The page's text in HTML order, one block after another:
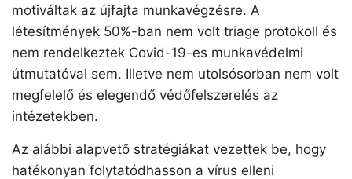
motiváltak az újfajta munkavégzésre. A
létesítmények 50%-ban nem volt triage protokoll és
nem rendelkeztek Covid-19-es munkavédelmi
útmutatóval sem. Illetve nem utolsósorban nem volt
megfelelő és elegendő védőfelszerelés az
intézetekben.
Az alábbi alapvető stratégiákat vezettek be, hogy
hatékonyan folytatódhasson a vírus elleni